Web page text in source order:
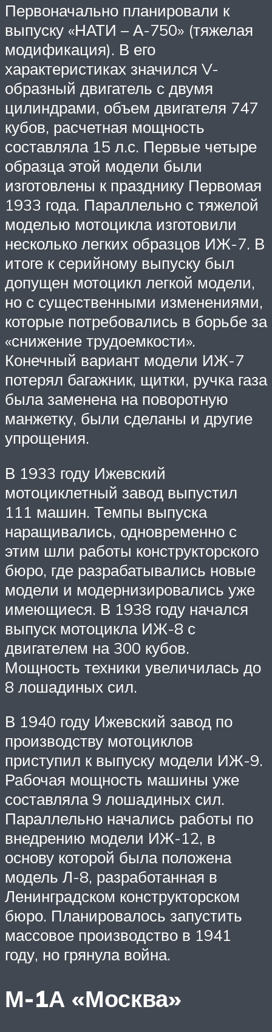
Первоначально планировали к
выпуску «НАТИ – А-750» (тяжелая
модификация). В его
характеристиках значился V-
образный двигатель с двумя
цилиндрами, объем двигателя 747
кубов, расчетная мощность
составляла 15 л.с. Первые четыре
образца этой модели были
изготовлены к празднику Первомая
1933 года. Параллельно с тяжелой
моделью мотоцикла изготовили
несколько легких образцов ИЖ-7. В
итоге к серийному выпуску был
допущен мотоцикл легкой модели,
но с существенными изменениями,
которые потребовались в борьбе за
«снижение трудоемкости».
Конечный вариант модели ИЖ-7
потерял багажник, щитки, ручка газа
была заменена на поворотную
манжетку, были сделаны и другие
упрощения.
В 1933 году Ижевский
мотоциклетный завод выпустил
111 машин. Темпы выпуска
наращивались, одновременно с
этим шли работы конструкторского
бюро, где разрабатывались новые
модели и модернизировались уже
имеющиеся. В 1938 году начался
выпуск мотоцикла ИЖ-8 с
двигателем на 300 кубов.
Мощность техники увеличилась до
8 лошадиных сил.
В 1940 году Ижевский завод по
производству мотоциклов
приступил к выпуску модели ИЖ-9.
Рабочая мощность машины уже
составляла 9 лошадиных сил.
Параллельно начались работы по
внедрению модели ИЖ-12, в
основу которой была положена
модель Л-8, разработанная в
Ленинградском конструкторском
бюро. Планировалось запустить
массовое производство в 1941
году, но грянула война.
М-1А «Москва»